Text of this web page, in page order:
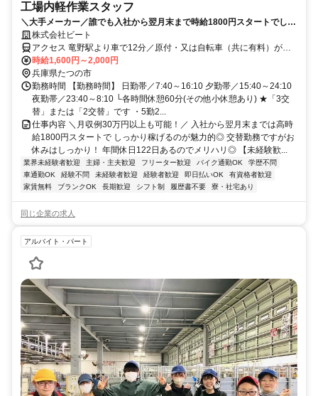
工場内軽作業スタッフ
＼大手メーカー／誰でも入社から翌月末まで時給1800円スタートでしっ
かり稼げるのが魅力的◎お休みも多めの年間122日！
株式会社ビート
アクセス 竜野駅より車で12分／原付・又は自転車（共に有料）がレ
ンタル可能！
時給1,600円～2,000円
兵庫県たつの市
勤務時間 【勤務時間】 日勤帯／7:40～16:10 夕勤帯／15:40～24:10
夜勤帯／23:40～8:10 └各時間休憩60分(その他小休憩あり) ★「3交
替」または「2交替」です ・5勤2...
仕事内容 ＼月収例30万円以上も可能！／ 入社から翌月末までは高時
給1800円スタートで しっかり稼げるのが魅力的◎ 交替勤務ですがお
休みはしっかり！ 年間休日122日あるのでメリハリ◎ 【未経験歓...
業界未経験者歓迎 主婦・主夫歓迎 フリーター歓迎 バイク通勤OK
学歴不問
車通勤OK
経験不問 未経験者歓迎 経験者歓迎 即日払いOK
有資格者歓迎
家賃無料
ブランクOK 長期歓迎 シフト制 履歴書不要 寮・社宅あり
同じ企業の求人
アルバイト・パート